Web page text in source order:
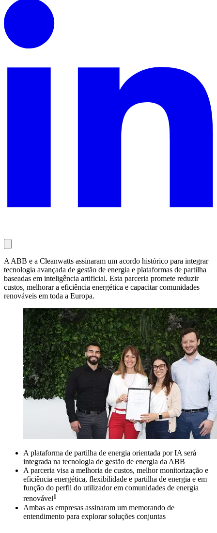
A ABB e a Cleanwatts assinaram um acordo histórico para integrar
tecnologia avançada de gestão de energia e plataformas de partilha
baseadas em inteligência artificial. Esta parceria promete reduzir
custos, melhorar a eficiência energética e capacitar comunidades
renováveis em toda a Europa.
A plataforma de partilha de energia orientada por IA será
integrada na tecnologia de gestão de energia da ABB
A parceria visa a melhoria de custos, melhor monitorização e
eficiência energética, flexibilidade e partilha de energia e em
função do perfil do utilizador em comunidades de energia
renovável1
Ambas as empresas assinaram um memorando de
entendimento para explorar soluções conjuntas